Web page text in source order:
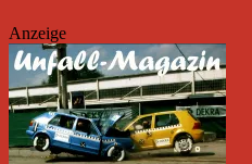
Anzeige